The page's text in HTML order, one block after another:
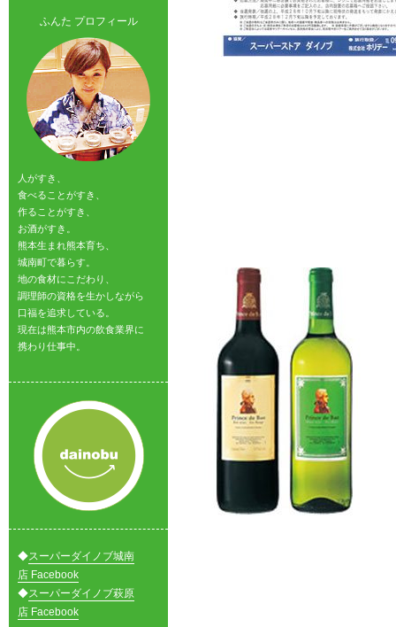
ふんた プロフィール
人がすき、
食べることがすき、
作ることがすき、
お酒がすき。
熊本生まれ熊本育ち、
城南町で暮らす。
地の食材にこだわり、
調理師の資格を生かしながら
口福を追求している。
現在は熊本市内の飲食業界に
携わり仕事中。
◆スーパーダイノブ城南
店 Facebook
◆スーパーダイノブ萩原
店 Facebook